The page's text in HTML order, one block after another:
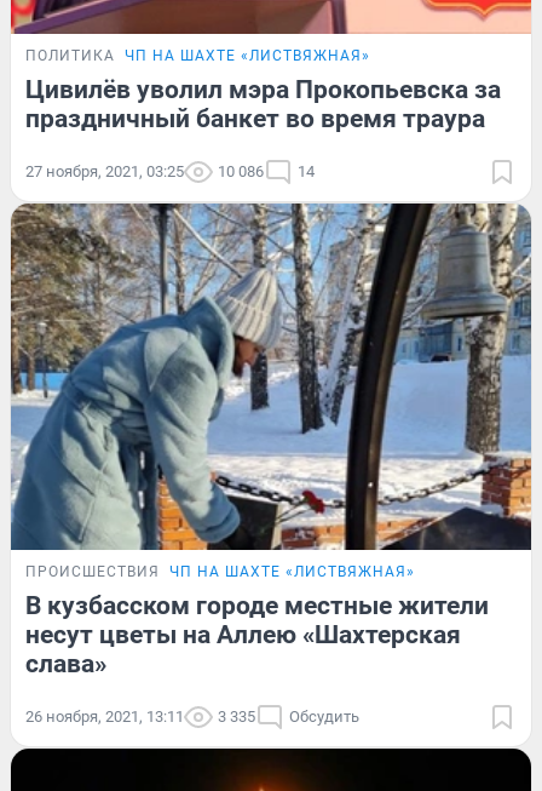
ПОЛИТИКА ЧП НА ШАХТЕ «ЛИСТВЯЖНАЯ»
Цивилёв уволил мэра Прокопьевска за
праздничный банкет во время траура
27 ноября, 2021, 03:25 10 086 14
ПРОИСШЕСТВИЯ ЧП НА ШАХТЕ «ЛИСТВЯЖНАЯ»
В кузбасском городе местные жители
несут цветы на Аллею «Шахтерская
слава»
26 ноября, 2021, 13:11 3 335 Обсудить